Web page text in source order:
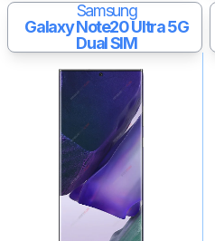
Samsung
Galaxy Note20 Ultra 5G
Dual SIM